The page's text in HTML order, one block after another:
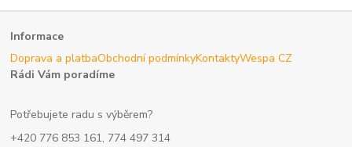
Informace
Doprava a platbaObchodní podmínkyKontaktyWespa CZ
Rádi Vám poradíme
Potřebujete radu s výběrem?
+420 776 853 161, 774 497 314